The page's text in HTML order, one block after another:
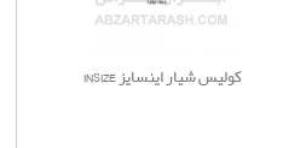
کولیس شیار اینسایز INSIZE